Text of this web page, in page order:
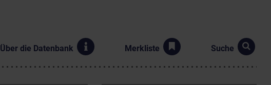
Über die Datenbank Merkliste Suche